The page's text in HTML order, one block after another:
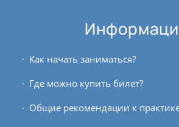
Как начать заниматься?
Где можно купить билет?
Общие рекомендации к